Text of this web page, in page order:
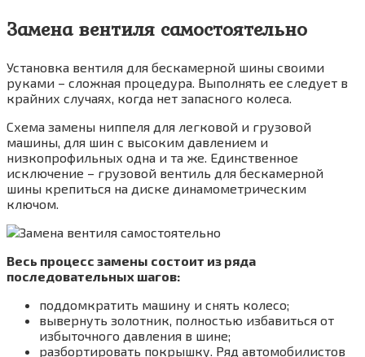
Замена вентиля самостоятельно
Установка вентиля для бескамерной шины своими
руками – сложная процедура. Выполнять ее следует в
крайних случаях, когда нет запасного колеса.
Схема замены ниппеля для легковой и грузовой
машины, для шин с высоким давлением и
низкопрофильных одна и та же. Единственное
исключение – грузовой вентиль для бескамерной
шины крепиться на диске динамометрическим
ключом.
Весь процесс замены состоит из ряда
последовательных шагов:
поддомкратить машину и снять колесо;
вывернуть золотник, полностью избавиться от
избыточного давления в шине;
разбортировать покрышку. Ряд автомобилистов